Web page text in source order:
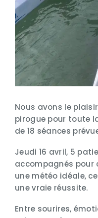
Nous avons le
pirogue pour toute
de 18 séances
Jeudi 16 avril, 5
accompagnés pour
une météo idéale,
une vraie réussite.
Entre sourires,